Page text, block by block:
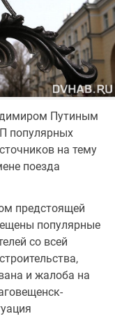
Путиным
популярных
на тему
поезда
предстоящей
популярные
со всей
и жалоба на